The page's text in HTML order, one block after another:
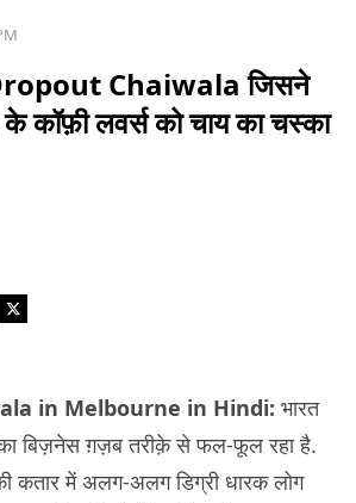
Chaiwala जिसने
लवर्स को चाय का चस्का
in Melbourne in Hindi: भारत
का बिज़नेस ग़ज़ब तरीक़े से फल-फूल रहा है.
कतार में अलग-अलग डिग्री धारक लोग